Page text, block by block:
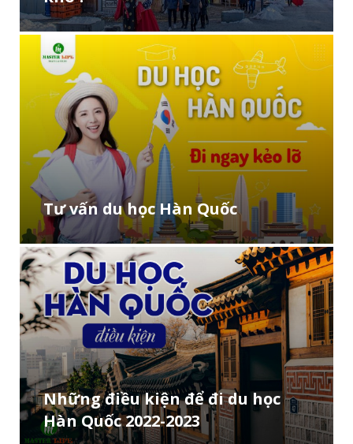
Tư vấn du học Hàn Quốc
Những điều kiện để đi du học
Hàn Quốc 2022-2023